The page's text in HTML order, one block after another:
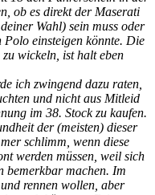
ob es direkt der Maserati
Wahl) sein muss oder
einsteigen könnte. Die
wickeln, ist halt eben
ich zwingend dazu raten,
und nicht aus Mitleid
im 38. Stock zu kaufen.
der (meisten) dieser
schlimm, wenn diese
werden müssen, weil sich
bemerkbar machen. Im
rennen wollen, aber